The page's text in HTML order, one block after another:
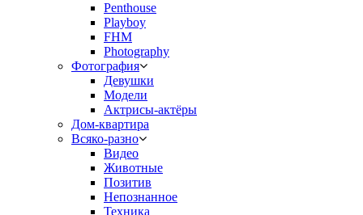
Penthouse
Playboy
FHM
Photography
Фотография
Девушки
Модели
Актрисы-актёры
Дом-квартира
Всяко-разно
Видео
Животные
Позитив
Непознанное
Техника